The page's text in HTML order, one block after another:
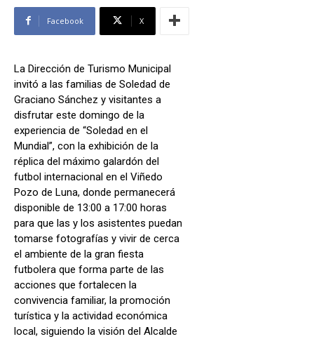
Facebook X
La Dirección de Turismo Municipal
invitó a las familias de Soledad de
Graciano Sánchez y visitantes a
disfrutar este domingo de la
experiencia de “Soledad en el
Mundial”, con la exhibición de la
réplica del máximo galardón del
futbol internacional en el Viñedo
Pozo de Luna, donde permanecerá
disponible de 13:00 a 17:00 horas
para que las y los asistentes puedan
tomarse fotografías y vivir de cerca
el ambiente de la gran fiesta
futbolera que forma parte de las
acciones que fortalecen la
convivencia familiar, la promoción
turística y la actividad económica
local, siguiendo la visión del Alcalde